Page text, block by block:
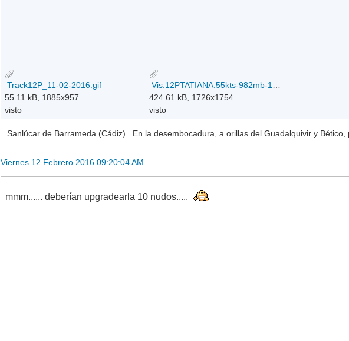
Track12P_11-02-2016.gif
55.11 kB, 1885x957
visto
Vis.12PTATIANA.55kts-982mb-168S-1585E_11-02-2016.jpg
424.61 kB, 1726x1754
visto
Sanlúcar de Barrameda (Cádiz)...En la desembocadura, a orillas del Guadalquivir y
Viernes 12 Febrero 2016 09:20:04 AM
mmm...... deberían upgradearla 10 nudos.....